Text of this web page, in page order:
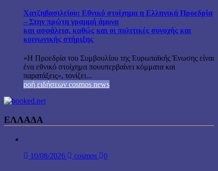
Χατζηβασιλείου: Εθνικό στοίχημα η Ελληνική Προεδρία
– Στην πρώτη γραμμή άμυνα
και ασφάλεια, καθώς και οι πολιτικές συνοχής και
κοινωνικής στήριξης
«Η Προεδρία του Συμβουλίου της Ευρωπαϊκής Ένωσης είναι
ένα εθνικό στοίχημα πουυπερβαίνει κόμματα και
παρατάξεις», τονίζει...
ροή ειδήσεων cosmos news
ΕΛΛΑΔΑ
10/08/2026 cosmos 0